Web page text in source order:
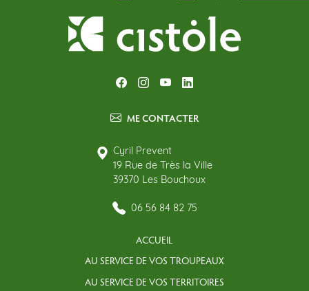
ME CONTACTER
Cyril Prevent
19 Rue de Très la Ville
39370 Les Bouchoux
06 56 84 82 75
ACCUEIL
AU SERVICE DE VOS TROUPEAUX
AU SERVICE DE VOS TERRITOIRES